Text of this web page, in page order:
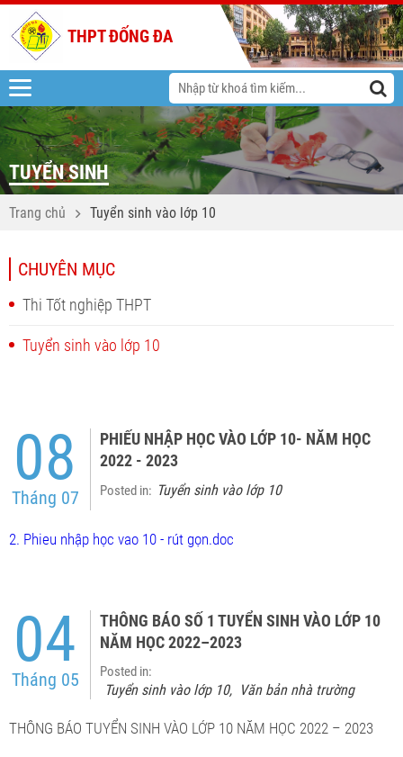
THPT ĐỐNG ĐA
TUYỂN SINH
Trang chủ Tuyển sinh vào lớp 10
CHUYÊN MỤC
Thi Tốt nghiệp THPT
Tuyển sinh vào lớp 10
08
Tháng 07
PHIẾU NHẬP HỌC VÀO LỚP 10- NĂM HỌC
2022 - 2023
Posted in: Tuyển sinh vào lớp 10
2. Phieu nhập học vao 10 - rút gọn.doc
04
Tháng 05
THÔNG BÁO SỐ 1 TUYỂN SINH VÀO LỚP 10
NĂM HỌC 2022–2023
Posted in:
Tuyển sinh vào lớp 10, Văn bản nhà trường
THÔNG BÁO TUYỂN SINH VÀO LỚP 10 NĂM HỌC 2022 – 2023